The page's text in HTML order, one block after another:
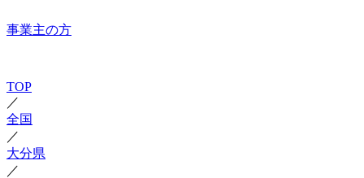
事業主の方
TOP
／
全国
／
大分県
／